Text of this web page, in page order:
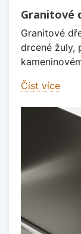
Granitové
Granitové
drcené žuly,
Číst více